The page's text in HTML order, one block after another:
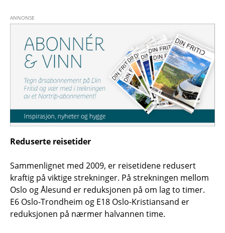
Reduserte reisetider
Sammenlignet med 2009, er reisetidene redusert
kraftig på viktige strekninger. På strekningen mellom
Oslo og Ålesund er reduksjonen på om lag to timer.
E6 Oslo-Trondheim og E18 Oslo-Kristiansand er
reduksjonen på nærmer halvannen time.